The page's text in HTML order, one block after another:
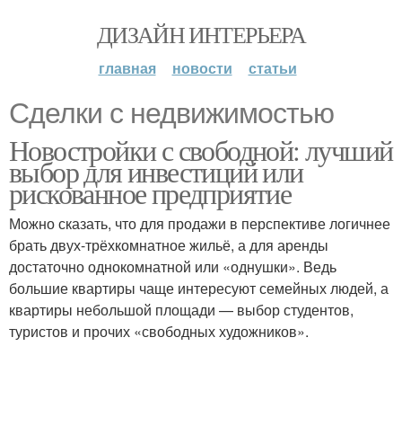
ДИЗАЙН ИНТЕРЬЕРА
главная новости статьи
Сделки с недвижимостью
Новостройки с свободной: лучший
выбор для инвестиций или
рискованное предприятие
Можно сказать, что для продажи в перспективе логичнее
брать двух-трёхкомнатное жильё, а для аренды
достаточно однокомнатной или «однушки». Ведь
большие квартиры чаще интересуют семейных людей, а
квартиры небольшой площади — выбор студентов,
туристов и прочих «свободных художников».